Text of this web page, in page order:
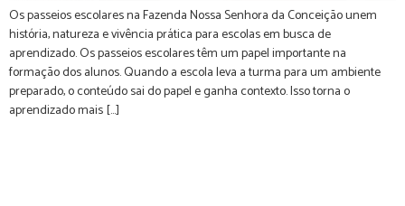
Os passeios escolares na Fazenda Nossa Senhora da Conceição unem
história, natureza e vivência prática para escolas em busca de
aprendizado. Os passeios escolares têm um papel importante na
formação dos alunos. Quando a escola leva a turma para um ambiente
preparado, o conteúdo sai do papel e ganha contexto. Isso torna o
aprendizado mais […]